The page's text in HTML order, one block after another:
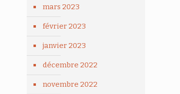
mars 2023
février 2023
janvier 2023
décembre 2022
novembre 2022